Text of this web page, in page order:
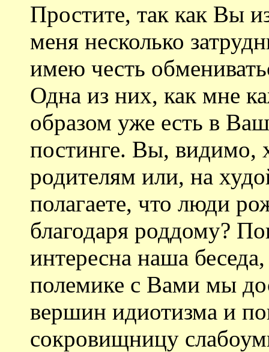
Простите, так как Вы
меня несколько
имею честь
Одна из них, как мне
образом уже есть в
постинге. Вы, видимо,
родителям или, на
полагаете, что люди
благодаря роддому?
интересна наша
полемике с Вами мы
вершин идиотизма и
сокровищницу